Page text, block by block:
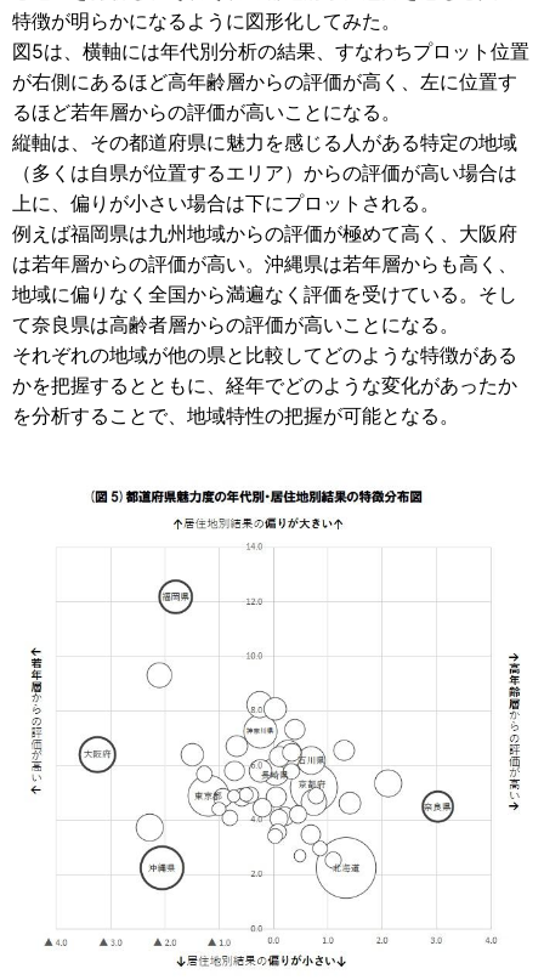
特徴が明らかになるように図形化してみた。
図5は、横軸には年代別分析の結果、すなわちプロット位置
が右側にあるほど高年齢層からの評価が高く、左に位置す
るほど若年層からの評価が高いことになる。
縦軸は、その都道府県に魅力を感じる人がある特定の地域
（多くは自県が位置するエリア）からの評価が高い場合は
上に、偏りが小さい場合は下にプロットされる。
例えば福岡県は九州地域からの評価が極めて高く、大阪府
は若年層からの評価が高い。沖縄県は若年層からも高く、
地域に偏りなく全国から満遍なく評価を受けている。そし
て奈良県は高齢者層からの評価が高いことになる。
それぞれの地域が他の県と比較してどのような特徴がある
かを把握するとともに、経年でどのような変化があったか
を分析することで、地域特性の把握が可能となる。